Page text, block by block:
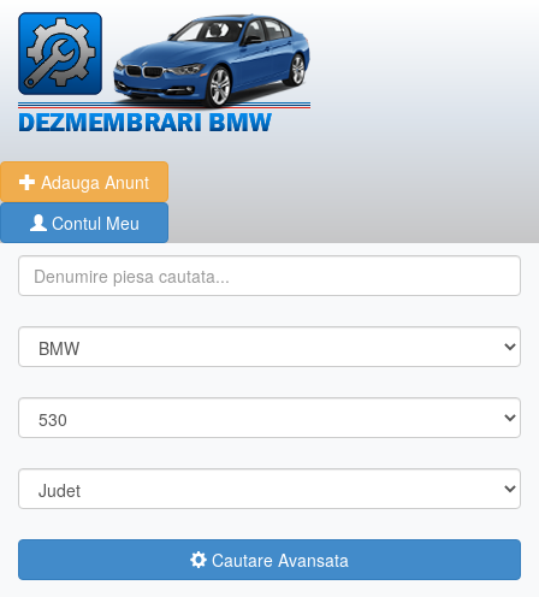
Adauga Anunt
Contul Meu
Cautare Avansata